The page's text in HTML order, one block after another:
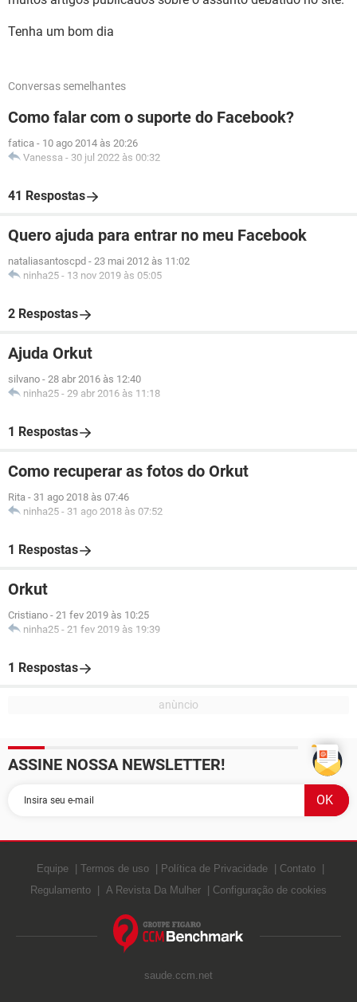
Tenha um bom dia
Conversas semelhantes
Como falar com o suporte do Facebook?
fatica - 10 ago 2014 às 20:26
Vanessa - 30 jul 2022 às 00:32
41 Respostas
Quero ajuda para entrar no meu Facebook
nataliasantoscpd - 23 mai 2012 às 11:02
ninha25 - 13 nov 2019 às 05:05
2 Respostas
Ajuda Orkut
silvano - 28 abr 2016 às 12:40
ninha25 - 29 abr 2016 às 11:18
1 Respostas
Como recuperar as fotos do Orkut
Rita - 31 ago 2018 às 07:46
ninha25 - 31 ago 2018 às 07:52
1 Respostas
Orkut
Cristiano - 21 fev 2019 às 10:25
ninha25 - 21 fev 2019 às 19:39
1 Respostas
ASSINE NOSSA NEWSLETTER!
Equipe Termos de uso Política de Privacidade
Contato
Regulamento
A Revista Da Mulher Configuração de cookies
saude.ccm.net